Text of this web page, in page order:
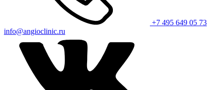
+7 495 649 05 73
info@angioclinic.ru